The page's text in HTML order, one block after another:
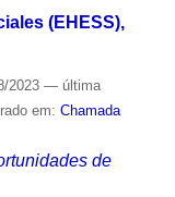
(EHESS),
2023 — última
em: Chamada
de